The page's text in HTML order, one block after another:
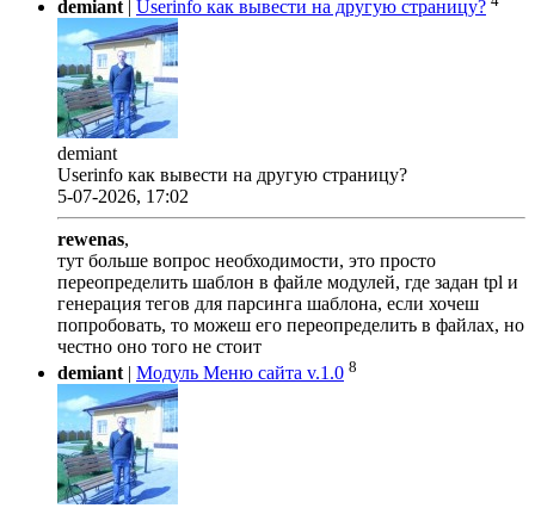
demiant | Userinfo как вывести на другую страницу?
demiant
Userinfo как вывести на другую страницу?
5-07-2026, 17:02
rewenas,
тут больше вопрос необходимости, это просто
переопределить шаблон в файле модулей, где задан tpl и
генерация тегов для парсинга шаблона, если хочеш
попробовать, то можеш его переопределить в файлах, но
честно оно того не стоит
demiant | Модуль Меню сайта v.1.0 8